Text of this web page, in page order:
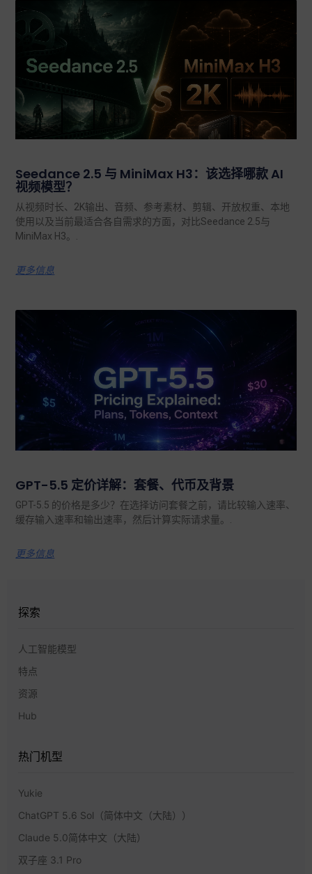
Seedance 2.5 与 MiniMax H3：该选择哪款 AI
视频模型？
从视频时长、2K输出、音频、参考素材、剪辑、开放权重、本地
使用以及当前最适合各自需求的方面，对比Seedance 2.5与
MiniMax H3。.
更多信息
GPT-5.5 定价详解：套餐、代币及背景
GPT-5.5 的价格是多少？在选择访问套餐之前，请比较输入速率、
缓存输入速率和输出速率，然后计算实际请求量。.
更多信息
探索
人工智能模型
特点
资源
Hub
热门机型
Yukie
ChatGPT 5.6 Sol（简体中文（大陆））
Claude 5.0简体中文（大陆）
双子座 3.1 Pro